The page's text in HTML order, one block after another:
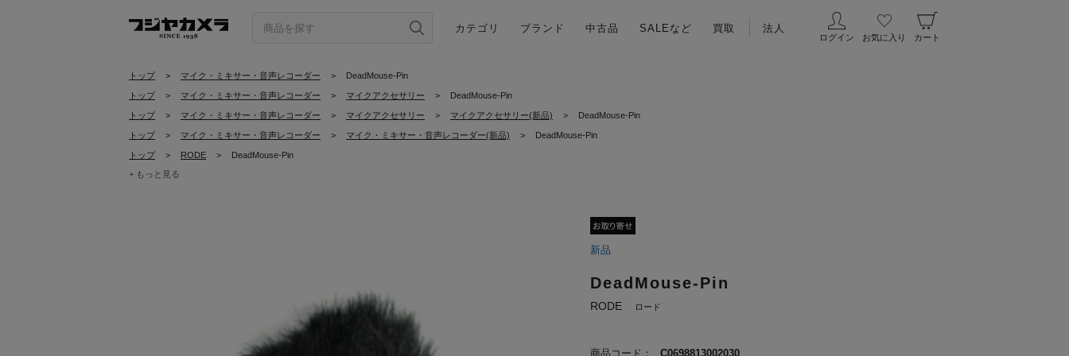
カテゴリ ブランド 中古品 SALEなど 買取 法人
ログイン お気に入り カート
トップ > マイク・ミキサー・音声レコーダー > DeadMouse-Pin
トップ > マイク・ミキサー・音声レコーダー > マイクアクセサリー > DeadMouse-Pin
トップ > マイク・ミキサー・音声レコーダー > マイクアクセサリー > マイクアクセサリー(新品) > DeadMouse-Pin
トップ > マイク・ミキサー・音声レコーダー > マイク・ミキサー・音声レコーダー(新品) > DeadMouse-Pin
トップ > RODE >
DeadMouse-Pin
+ もっと見る
新品
DeadMouse-Pin
RODE ロード
商品コード： C0698813002030